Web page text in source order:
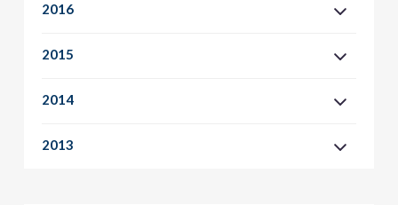
2016
2015
2014
2013